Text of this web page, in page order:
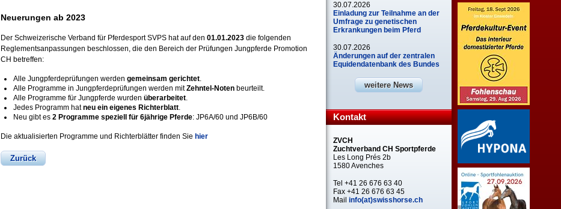
Neuerungen ab 2023
Der Schweizerische Verband für Pferdesport SVPS hat auf den 01.01.2023 die folgenden
Reglementsanpassungen beschlossen, die den Bereich der Prüfungen Jungpferde Promotion
CH betreffen:
Alle Jungpferdeprüfungen werden gemeinsam gerichtet.
Alle Programme in Jungpferdeprüfungen werden mitZehntel-Noten beurteilt.
Alle Programme für Jungpferde wurden überarbeitet.
Jedes Programm hatneu ein eigenes Richterblatt.
Neu gibt es 2 Programme speziell für 6jährige Pferde: JP6A/60 und JP6B/60
Die aktualisierten Programme und Richterblätter finden Sie hier
Zurück
30.07.2026
Einladung zur Teilnahme an der
Umfrage zu genetischen
Erkrankungen beim Pferd
30.07.2026
Änderungen auf der zentralen
Equidendatenbank des Bundes
weitere News
Kontakt
ZVCH
Zuchtverband CH Sportpferde
Les Long Prés 2b
1580 Avenches
Tel +41 26 676 63 40
Fax +41 26 676 63 45
Mail info(at)swisshorse.ch